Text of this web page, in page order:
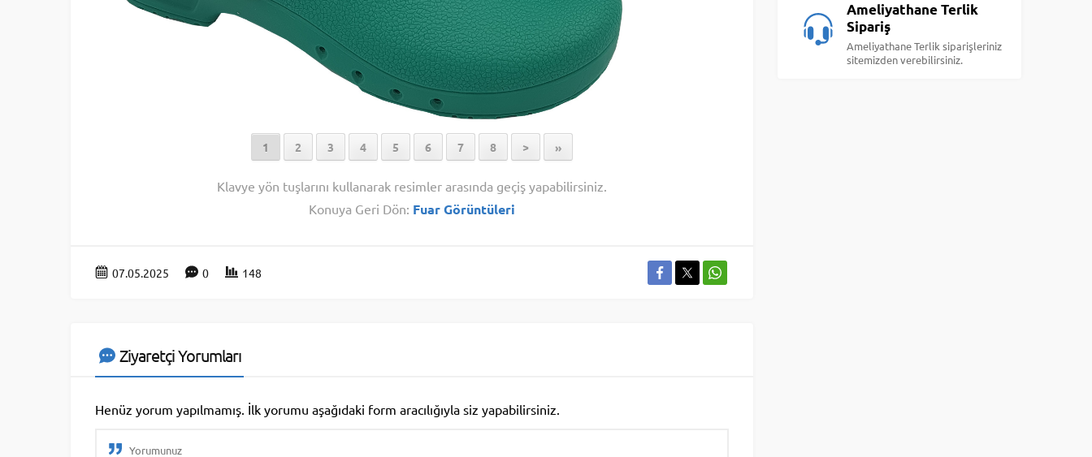
1 2 3 4 5 6 7 8 > »
Klavye yön tuşlarını kullanarak resimler arasında geçiş yapabilirsiniz.
Konuya Geri Dön: Fuar Görüntüleri
07.05.2025 0 148
Ziyaretçi Yorumları
Henüz yorum yapılmamış. İlk yorumu aşağıdaki form aracılığıyla siz yapabilirsiniz.
Ameliyathane Terlik
Sipariş
Ameliyathane Terlik siparişleriniz
sitemizden verebilirsiniz.